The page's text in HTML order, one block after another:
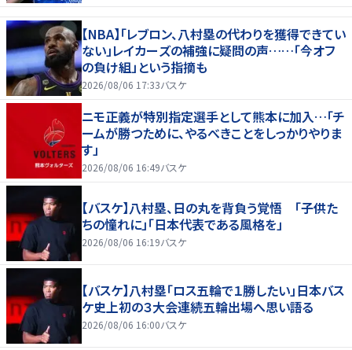
【NBA】「レブロン、八村塁の代わりを獲得できてい
ない」レイカーズの補強に疑問の声……「今オフ
の負け組」という指摘も
2026/08/06 17:33バスケ
ニモ正義が特別指定選手として熊本に加入…「チ
ームが勝つために、やるべきことをしっかりやりま
す」
2026/08/06 16:49バスケ
【バスケ】八村塁、日の丸を背負う覚悟 「子供た
ちの憧れに」「日本代表である風格を」
2026/08/06 16:19バスケ
【バスケ】八村塁「ロス五輪で１勝したい」日本バス
ケ史上初の３大会連続五輪出場へ思い語る
2026/08/06 16:00バスケ